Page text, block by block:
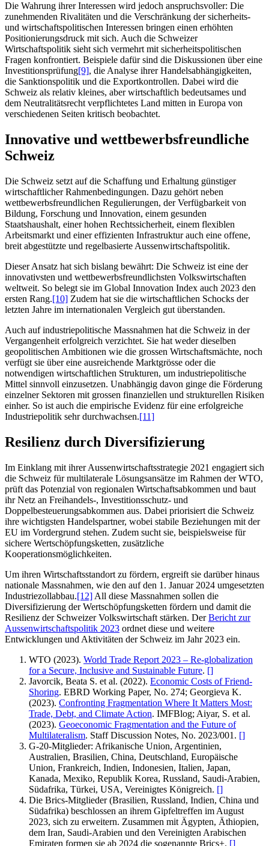
Die Wahrung ihrer Interessen wird jedoch anspruchsvoller: Die
zunehmenden Rivalitäten und die Verschränkung der sicherheits-
und wirtschaftspolitischen Interessen bringen einen erhöhten
Positionierungsdruck mit sich. Auch die Schweizer
Wirtschaftspolitik sieht sich vermehrt mit sicherheitspolitischen
Fragen konfrontiert. Beispiele dafür sind die Diskussionen über eine
Investitionsprüfung[9], die Analyse ihrer Handelsabhängigkeiten,
die Sanktionspolitik und die Exportkontrollen. Dabei wird die
Schweiz als relativ kleines, aber wirtschaftlich bedeutsames und
dem Neutralitätsrecht verpflichtetes Land mitten in Europa von
verschiedenen Seiten kritisch beobachtet.
Innovative und wettbewerbsfreundliche
Schweiz
Die Schweiz setzt auf die Schaffung und Erhaltung günstiger
wirtschaftlicher Rahmenbedingungen. Dazu gehört neben
wettbewerbsfreundlichen Regulierungen, der Verfügbarkeit von
Bildung, Forschung und Innovation, einem gesunden
Staatshaushalt, einer hohen Rechtssicherheit, einem flexiblen
Arbeitsmarkt und einer effizienten Infrastruktur auch eine offene,
breit abgestützte und regelbasierte Aussenwirtschaftspolitik.
Dieser Ansatz hat sich bislang bewährt: Die Schweiz ist eine der
innovativsten und wettbewerbsfreundlichsten Volkswirtschaften
weltweit. So belegt sie im Global Innovation Index auch 2023 den
ersten Rang.[10] Zudem hat sie die wirtschaftlichen Schocks der
letzten Jahre im internationalen Vergleich gut überstanden.
Auch auf industriepolitische Massnahmen hat die Schweiz in der
Vergangenheit erfolgreich verzichtet. Sie hat weder dieselben
geopolitischen Ambitionen wie die grossen Wirtschaftsmächte, noch
verfügt sie über eine ausreichende Marktgrösse oder die
notwendigen wirtschaftlichen Strukturen, um industriepolitische
Mittel sinnvoll einzusetzen. Unabhängig davon ginge die Förderung
einzelner Sektoren mit grossen finanziellen und strukturellen Risiken
einher. So ist auch die empirische Evidenz für eine erfolgreiche
Industriepolitik sehr durchwachsen.[11]
Resilienz durch Diversifizierung
Im Einklang mit ihrer Aussenwirtschaftsstrategie 2021 engagiert sich
die Schweiz für multilaterale Lösungsansätze im Rahmen der WTO,
prüft das Potenzial von regionalen Wirtschaftsabkommen und baut
ihr Netz an Freihandels-, Investitionsschutz- und
Doppelbesteuerungsabkommen aus. Dabei priorisiert die Schweiz
ihre wichtigsten Handelspartner, wobei stabile Beziehungen mit der
EU im Vordergrund stehen. Zudem sucht sie, beispielsweise für
sichere Wertschöpfungsketten, zusätzliche
Kooperationsmöglichkeiten.
Um ihren Wirtschaftsstandort zu fördern, ergreift sie darüber hinaus
nationale Massnahmen, wie den auf den 1. Januar 2024 umgesetzten
Industriezollabbau.[12] All diese Massnahmen sollen die
Diversifizierung der Wertschöpfungsketten fördern und damit die
Resilienz der Schweizer Volkswirtschaft stärken. DerBericht zur
Aussenwirtschaftspolitik 2023 ordnet diese und weitere
Entwicklungen und Aktivitäten der Schweiz im Jahr 2023 ein.
WTO (2023). World Trade Report 2023 – Re-globalization
for a Secure, Inclusive and Sustainable Future. []
Javorcik, Beata S. et al. (2022). Economic Costs of Friend-
Shoring. EBRD Working Paper, No. 274; Georgieva K.
(2023). Confronting Fragmentation Where It Matters Most:
Trade, Debt, and Climate Action. IMFBlog; Aiyar, S. et al.
(2023). Geoeconomic Fragmentation and the Future of
Multilateralism. Staff Discussion Notes, No. 2023/001. []
G-20-Mitglieder: Afrikanische Union, Argentinien,
Australien, Brasilien, China, Deutschland, Europäische
Union, Frankreich, Indien, Indonesien, Italien, Japan,
Kanada, Mexiko, Republik Korea, Russland, Saudi-Arabien,
Südafrika, Türkei, USA, Vereinigtes Königreich. []
Die Brics-Mitglieder (Brasilien, Russland, Indien, China und
Südafrika) beschlossen an ihrem Gipfeltreffen im August
2023, sich zu erweitern. Zusammen mit Ägypten, Äthiopien,
dem Iran, Saudi-Arabien und den Vereinigten Arabischen
Emiraten formen sie ab 2024 die sogenannte Brics+. []